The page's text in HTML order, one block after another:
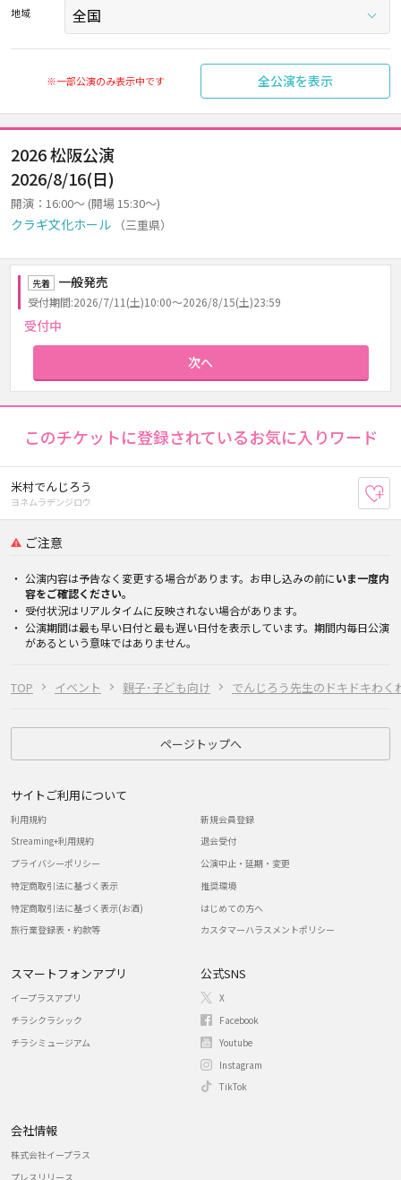
TOP イベント 親子･子ども向け でんじろう先生のドキドキわく
地域
※一部公演のみ表示中です 全公演を表示
2026 松阪公演
2026/8/16(日)
開演：16:00～ (開場 15:30～)
クラギ文化ホール （三重県）
先着 一般発売
受付期間:2026/7/11(土)10:00～2026/8/15(土)23:59
受付中
次へ
このチケットに登録されているお気に入りワード
米村でんじろう
ヨネムラデンジロウ
ご注意
公演内容は予告なく変更する場合があります。お申し込みの前にいま一度内
容をご確認ください。
受付状況はリアルタイムに反映されない場合があります。
公演期間は最も早い日付と最も遅い日付を表示しています。期間内毎日公演
があるという意味ではありません。
ページトップへ
サイトご利用について
利用規約
Streaming+利用規約
プライバシーポリシー
特定商取引法に基づく表示
特定商取引法に基づく表示(お酒)
旅行業登録表・約款等
新規会員登録
退会受付
公演中止・延期・変更
推奨環境
はじめての方へ
カスタマーハラスメントポリシー
スマートフォンアプリ
イープラスアプリ
チラシクラシック
チラシミュージアム
公式SNS
X
Facebook
Youtube
Instagram
TikTok
会社情報
株式会社イープラス
プレスリリース